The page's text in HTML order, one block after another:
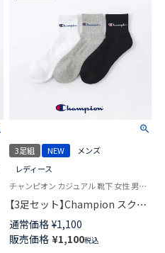
3足組 NEW
メンズ
レディース
チャンピオン カジュアル 靴下 女性 男性 ユニセックス
【3足セット】Champion スクリ
プトロゴ 消臭糸使用 足底パイ
ル アーチサポート ショート丈
ソックス メンズ レディース
通常価格 ¥1,100
販売価格 ¥1,100税込